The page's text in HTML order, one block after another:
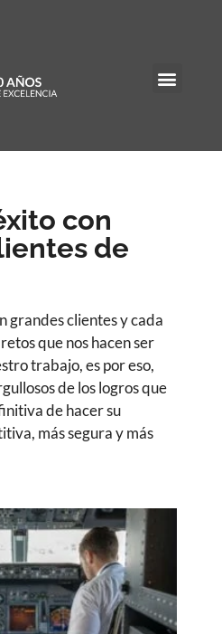
con
de
grandes clientes y cada
que nos hacen ser
trabajo, es por eso,
de los logros que
de hacer su
más segura y más